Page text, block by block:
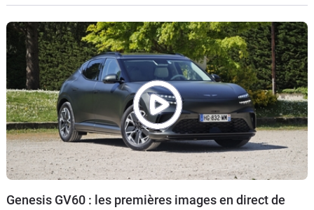
Genesis GV60 : les premières images en direct de